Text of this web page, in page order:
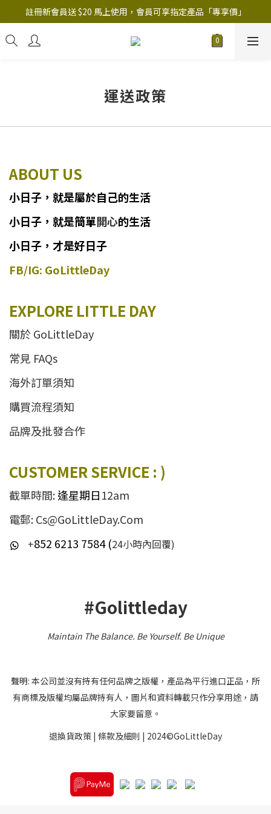
註冊新會員送 $20 馬上使用，會員可享指定產品「​專享價」
註冊新會員送 $20 馬上使用，會員可享指定產品「​專享價」
B.Y.O.B Mask Collection 任選優惠: 4件9折
運送政策
ABOUT US
小日子 ， 就是屬於自己的生活
小日子 ， 就是簡單開心的生活
小日子，才是好日子
FB/IG: GoLittleDay
EXPLORE LITTLE DAY
關於 GoLittleDay
常見 FAQs
海外訂單須知
購買流程須知
品牌及批發合作
CUSTOMER SERVICE : )
截單時間:逢星期日12am
電郵: Cs@GoLittleDay.Com
+852 6213 7584 (24小時內回覆)
#Golittleday
Maintain The Balance. Be Yourself.Be Unique
聲明: 本公司並沒有持有任何品牌之版權，產品為平行進口正品，所
有商標及版權均屬品牌持有人，圖片和資料轉載只作分享用途，請
大家要留意。
退換貨政策 | 條款及細則 | 2024©GoLittleDay